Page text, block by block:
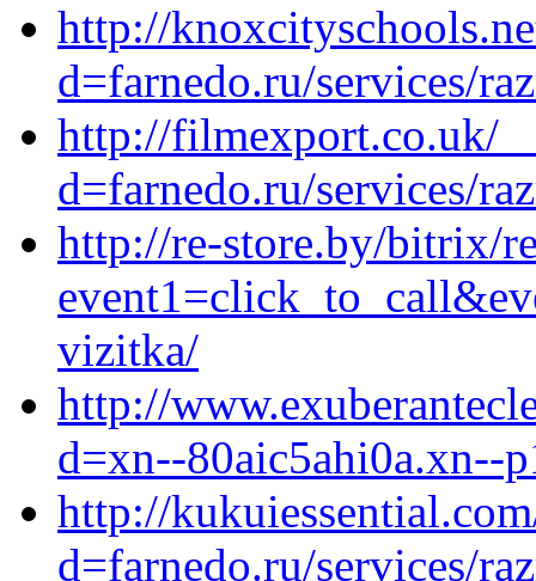
http://
d=farnedo.ru/services/
http://filmexport.co.uk/
d=farnedo.ru/services/
http://re-store.by/bitrix/
vizitka/
http://
d=xn--80aic5ahi0a.xn--
http://
d=farnedo.ru/services/